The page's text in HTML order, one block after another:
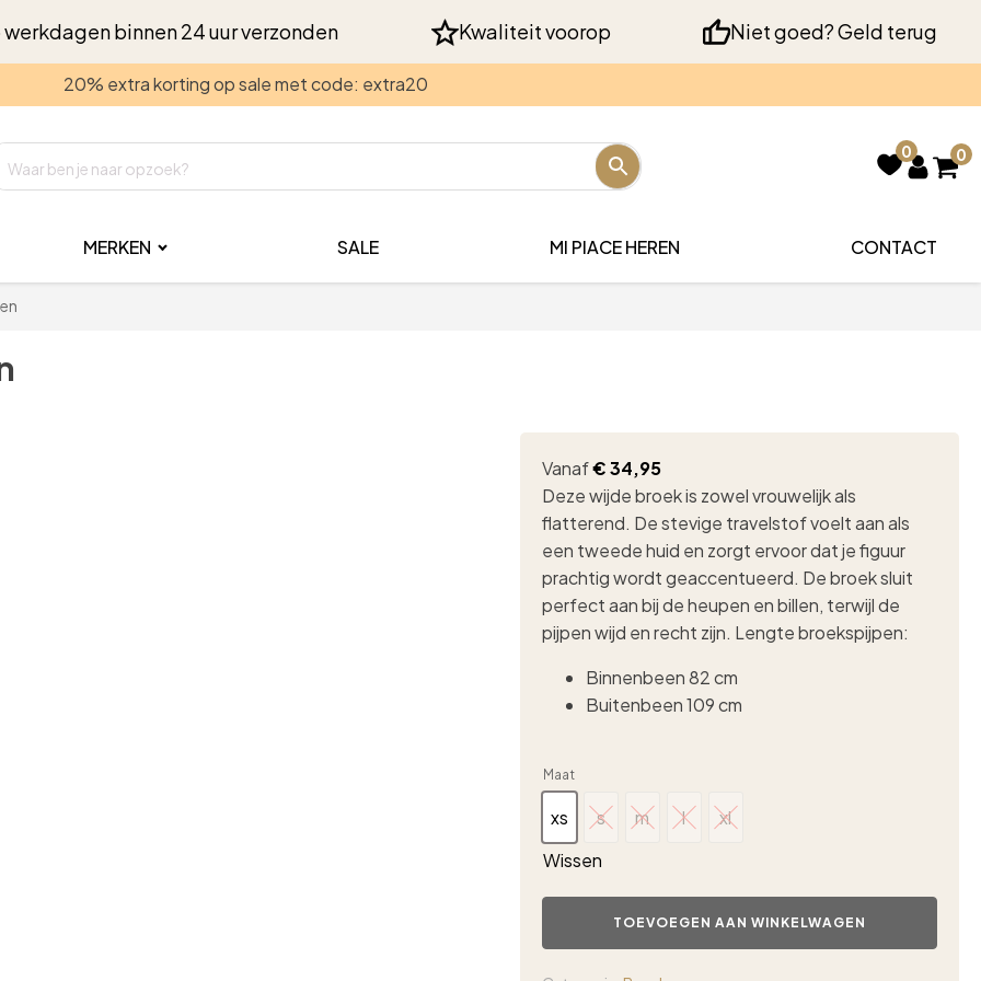
werkdagen binnen 24 uur verzonden Kwaliteit voorop Niet goed? Geld terug
20% extra korting op sale met code: extra20
0 0
MERKEN SALE MI PIACE HEREN CONTACT
Vanaf€34,95
Deze wijde broek is zowel vrouwelijk als
flatterend. De stevige travelstof voelt aan als
een tweede huid en zorgt ervoor dat je figuur
prachtig wordt geaccentueerd. De broek sluit
perfect aan bij de heupen en billen, terwijl de
pijpen wijd en recht zijn. Lengte broekspijpen:
Binnenbeen 82 cm
Buitenbeen 109 cm
Maat
xs
xs
s
s
m
m
l
l
xl
xl
Wissen
Triple
groen
TOEVOEGEN AAN WINKELWAGEN